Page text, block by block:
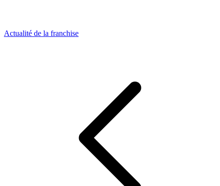
Actualité de la franchise